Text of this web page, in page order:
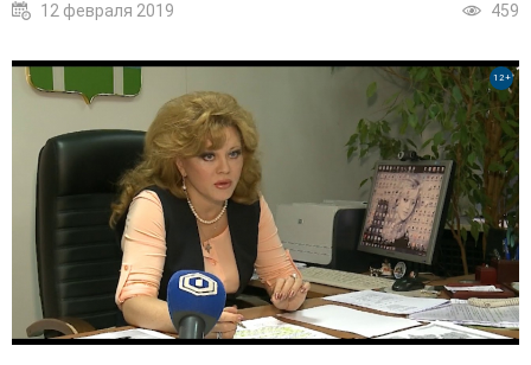
12 февраля 2019 459
12+